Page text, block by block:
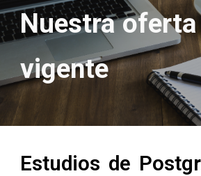
Nuestra oferta
vigente
Estudios de